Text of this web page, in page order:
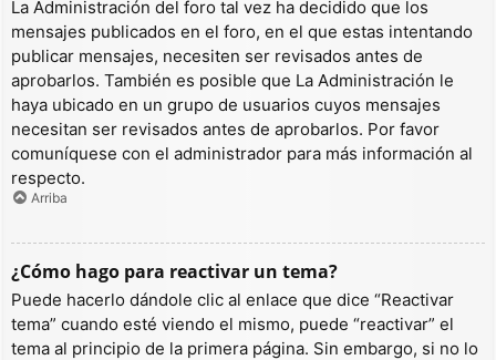
La Administración del foro tal vez ha decidido que los
mensajes publicados en el foro, en el que estas intentando
publicar mensajes, necesiten ser revisados antes de
aprobarlos. También es posible que La Administración le
haya ubicado en un grupo de usuarios cuyos mensajes
necesitan ser revisados antes de aprobarlos. Por favor
comuníquese con el administrador para más información al
respecto.
Arriba
¿Cómo hago para reactivar un tema?
Puede hacerlo dándole clic al enlace que dice “Reactivar
tema” cuando esté viendo el mismo, puede “reactivar” el
tema al principio de la primera página. Sin embargo, si no lo